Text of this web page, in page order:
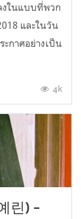
งในแบบที่พวก
และในวัน
ะกาศอย่างเป็น
4k
린) -